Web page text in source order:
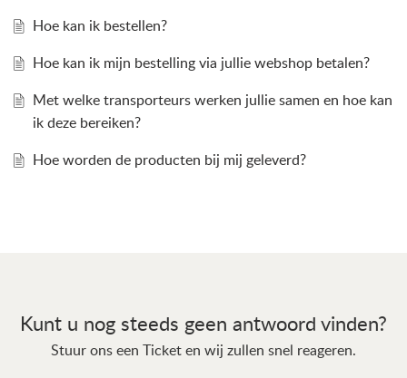
Hoe kan ik bestellen?
Hoe kan ik mijn bestelling via jullie webshop betalen?
Met welke transporteurs werken jullie samen en hoe kan
ik deze bereiken?
Hoe worden de producten bij mij geleverd?
Kunt u nog steeds geen antwoord vinden?
Stuur ons een Ticket en wij zullen snel reageren.